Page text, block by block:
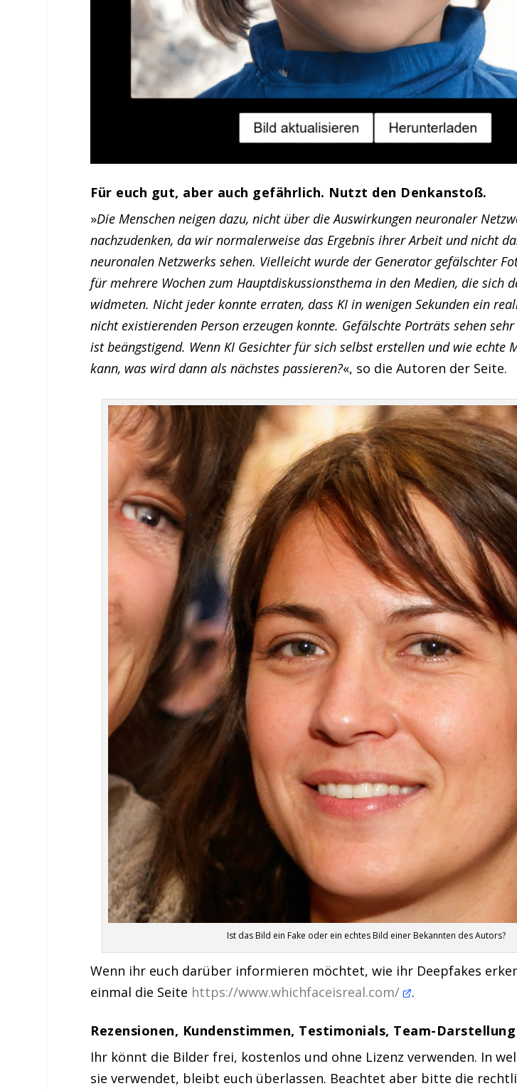
Für euch gut, aber auch gefährlich. Nutzt den Denkanstoß.
»Die Menschen neigen dazu, nicht über die Auswirkungen neuronaler
nachzudenken, da wir normalerweise das Ergebnis ihrer Arbeit und nicht
neuronalen Netzwerks sehen. Vielleicht wurde der Generator gefälschter
für mehrere Wochen zum Hauptdiskussionsthema in den Medien, die sich
widmeten. Nicht jeder konnte erraten, dass KI in wenigen Sekunden ein
nicht existierenden Person erzeugen konnte. Gefälschte Porträts sehen
ist beängstigend. Wenn KI Gesichter für sich selbst erstellen und wie echte
kann, was wird dann als nächstes passieren?«, so die Autoren der Seite.
Ist das Bild ein Fake oder ein echtes Bild einer Bekannten des Autors?
Wenn ihr euch darüber informieren möchtet, wie ihr Deepfakes
einmal die Seite https://www.whichfaceisreal.com/ .
Rezensionen, Kundenstimmen, Testimonials, Team-Darstellung
Ihr könnt die Bilder frei, kostenlos und ohne Lizenz verwenden. In
sie verwendet, bleibt euch überlassen. Beachtet aber bitte die